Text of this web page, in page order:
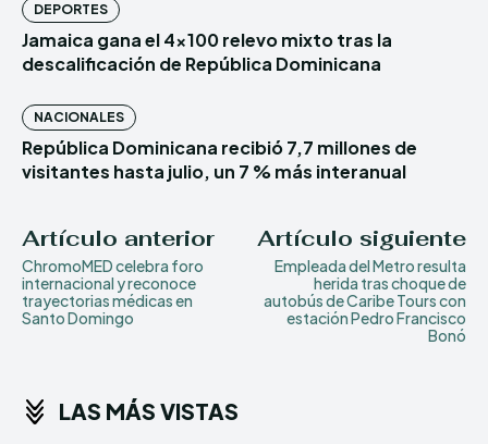
DEPORTES
Jamaica gana el 4×100 relevo mixto tras la
descalificación de República Dominicana
NACIONALES
República Dominicana recibió 7,7 millones de
visitantes hasta julio, un 7 % más interanual
Artículo anterior
ChromoMED celebra foro
internacional y reconoce
trayectorias médicas en
Santo Domingo
Artículo siguiente
Empleada del Metro resulta
herida tras choque de
autobús de Caribe Tours con
estación Pedro Francisco
Bonó
LAS MÁS VISTAS